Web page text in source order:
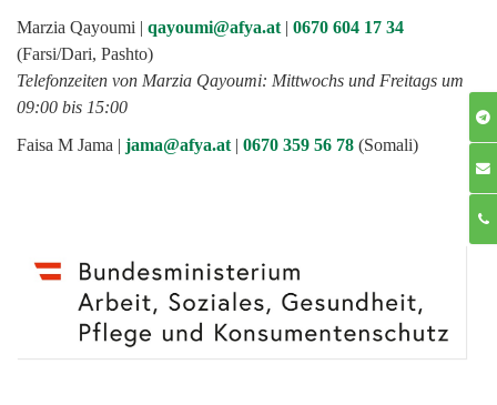
Marzia Qayoumi | qayoumi@afya.at | 0670 604 17 34
(Farsi/Dari, Pashto)
Telefonzeiten von Marzia Qayoumi: Mittwochs und Freitags um
09:00 bis 15:00
Faisa M Jama | jama@afya.at | 0670 359 56 78 (Somali)